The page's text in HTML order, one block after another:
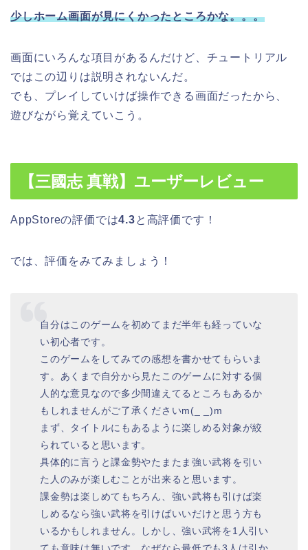
少しホーム画面が見にくかったところかな。。。
画面にいろんな項目があるんだけど、チュートリアル
ではこの辺りは説明されないんだ。
でも、プレイしていけば操作できる画面だったから、
遊びながら覚えていこう。
【三國志 真戦】ユーザーレビュー
AppStoreの評価では4.3と高評価です！
では、評価をみてみましょう！
自分はこのゲームを初めてまだ半年も経っていな
い初心者です。
このゲームをしてみての感想を書かせてもらいま
す。あくまで自分から見たこのゲームに対する個
人的な意見なので多少間違えてるところもあるか
もしれませんがご了承くださいm(_ _)m
まず、タイトルにもあるように楽しめる対象が絞
られていると思います。
具体的に言うと課金勢やたまたま強い武将を引い
た人のみが楽しむことが出来ると思います。
課金勢は楽しめてもちろん、強い武将も引けば楽
しめるなら強い武将を引けばいいだけと思う方も
いるかもしれません。しかし、強い武将を1人引い